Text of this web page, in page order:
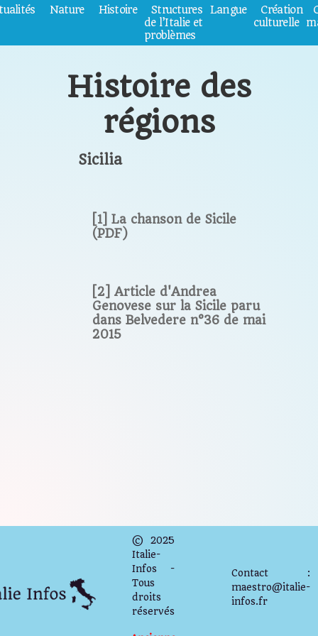
Nature Histoire
Structures
de l’Italie et
problèmes
Langue
Création
culturelle
Histoire des
régions
Sicilia
[1] La chanson de Sicile
(PDF)
[2] Article d'Andrea
Genovese sur la Sicile paru
dans Belvedere n°36 de mai
2015
© 2025
Italie-
Infos -
Tous
droits
réservés
Contact :
maestro@italie-
infos.fr